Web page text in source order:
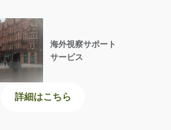
海外視察サポート
サービス
詳細はこちら